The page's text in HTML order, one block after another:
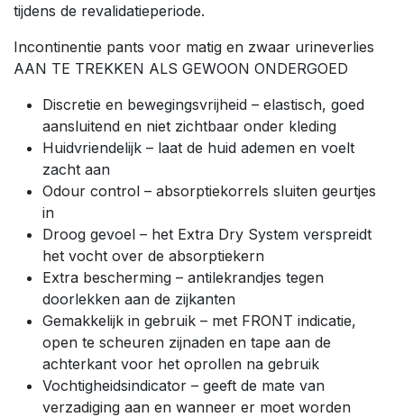
tijdens de revalidatieperiode.
Incontinentie pants voor matig en zwaar urineverlies
AAN TE TREKKEN ALS GEWOON ONDERGOED
Discretie en bewegingsvrijheid – elastisch, goed
aansluitend en niet zichtbaar onder kleding
Huidvriendelijk – laat de huid ademen en voelt
zacht aan
Odour control – absorptiekorrels sluiten geurtjes
in
Droog gevoel – het Extra Dry System verspreidt
het vocht over de absorptiekern
Extra bescherming – antilekrandjes tegen
doorlekken aan de zijkanten
Gemakkelijk in gebruik – met FRONT indicatie,
open te scheuren zijnaden en tape aan de
achterkant voor het oprollen na gebruik
Vochtigheidsindicator – geeft de mate van
verzadiging aan en wanneer er moet worden